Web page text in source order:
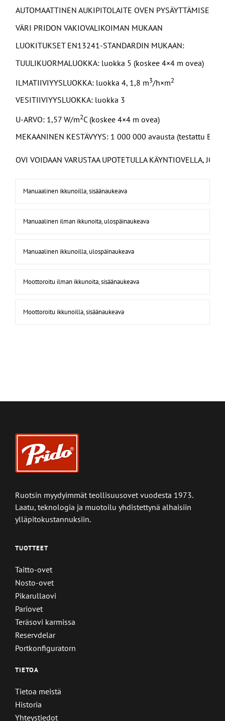
AUTOMAATTINEN AUKIPITOLAITE OVEN PYSÄYTTÄMISEKSI
VÄRI PRIDON VAKIOVALIKOIMAN MUKAAN
LUOKITUKSET EN13241-STANDARDIN MUKAAN:
TUULIKUORMALUOKKA: luokka 5 (koskee 4×4 m ovea)
ILMATIIVIYYSLUOKKA: luokka 4, 1,8 m3/h×m2
VESITIIVIYYSLUOKKA: luokka 3
U-ARVO: 1,57 W/m2C (koskee 4×4 m ovea)
MEKAANINEN KESTÄVYYS: 1 000 000 avausta (testattu
OVI VOIDAAN VARUSTAA UPOTETULLA KÄYNTIOVELLA,
Manuaalinen ikkunoilla, sisäänaukeava
Manuaalinen ilman ikkunoita, ulospäinaukeava
Manuaalinen ikkunoilla, ulospäinaukeava
Moottoroitu ilman ikkunoita, sisäänaukeava
Moottoroitu ikkunoilla, sisäänaukeava
Ruotsin myydyimmät teollisuusovet vuodesta 1973.
Laatu, teknologia ja muotoilu yhdistettynä alhaisiin
ylläpitokustannuksiin.
TUOTTEET
Taitto-ovet
Nosto-ovet
Pikarullaovi
Pariovet
Teräsovi karmissa
Reservdelar
Portkonfiguratorn
TIETOA
Tietoa meistä
Historia
Yhteystiedot